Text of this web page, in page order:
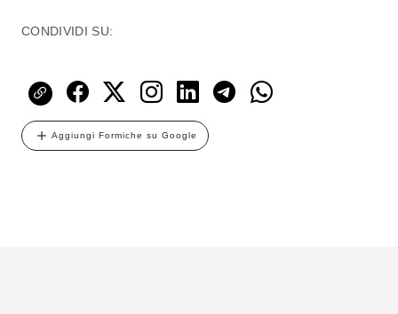
CONDIVIDI SU:
Aggiungi Formiche su Google